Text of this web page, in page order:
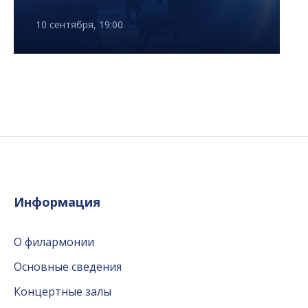
10 сентября, 19:00
Информация
О филармонии
Основные сведения
Концертные залы